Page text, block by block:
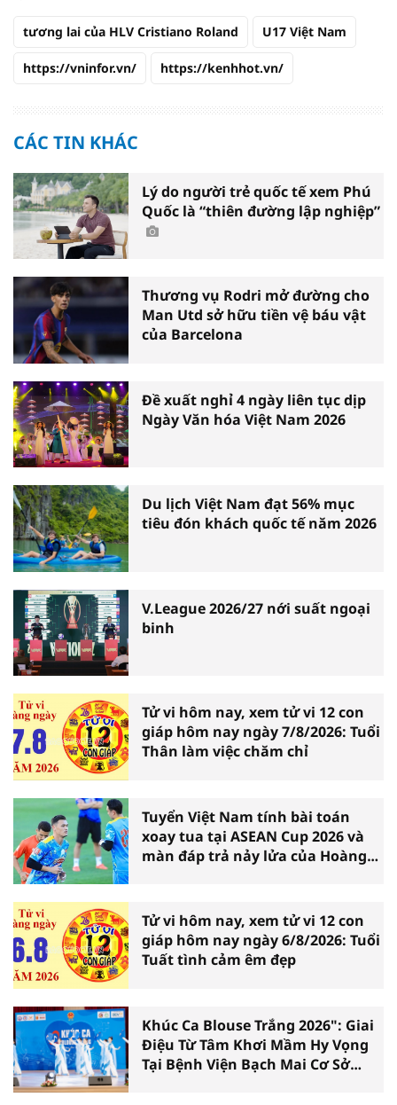
tương lai của HLV Cristiano Roland U17 Việt Nam
https://vninfor.vn/ https://kenhhot.vn/
CÁC TIN KHÁC
Lý do người trẻ quốc tế xem Phú
Quốc là “thiên đường lập nghiệp”
Thương vụ Rodri mở đường cho
Man Utd sở hữu tiền vệ báu vật
của Barcelona
Đề xuất nghỉ 4 ngày liên tục dịp
Ngày Văn hóa Việt Nam 2026
Du lịch Việt Nam đạt 56% mục
tiêu đón khách quốc tế năm 2026
V.League 2026/27 nới suất ngoại
binh
Tử vi hôm nay, xem tử vi 12 con
giáp hôm nay ngày 7/8/2026: Tuổi
Thân làm việc chăm chỉ
Tuyển Việt Nam tính bài toán
xoay tua tại ASEAN Cup 2026 và
màn đáp trả nảy lửa của Hoàng
Tử vi hôm nay, xem tử vi 12 con
giáp hôm nay ngày 6/8/2026: Tuổi
Tuất tình cảm êm đẹp
Khúc Ca Blouse Trắng 2026": Giai
Điệu Từ Tâm Khơi Mầm Hy Vọng
Tại Bệnh Viện Bạch Mai Cơ Sở